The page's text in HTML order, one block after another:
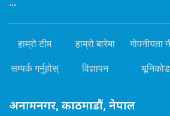
...
हाम्रो टीम हाम्रो बारेमा गोपनीयता
सम्पर्क गर्नुहोस् विज्ञापन यूनिकोड
अनामनगर, काठमाडौं, नेपाल